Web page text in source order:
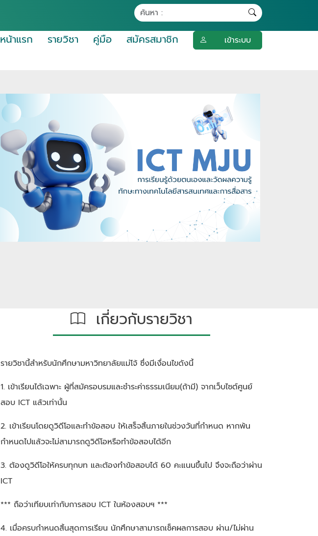
หน้าแรก รายวิชา คู่มือ สมัครสมาชิก เข้าระบบ
เกี่ยวกับรายวิชา
รายวิชานี้สำหรับนักศึกษามหาวิทยาลัยแม่โจ้ ซึ่งมีเงื่อนไขดังนี้
1. เข้าเรียนได้เฉพาะ ผู้ที่สมัครอบรมและชำระค่าธรรมเนียม(ถ้ามี) จากเว็บไซต์ศูนย์
สอบ ICT แล้วเท่านั้น
2. เข้าเรียนโดยดูวิดีโอและทำข้อสอบ ให้เสร็จสิ้นภายในช่วงวันที่กำหนด หากพ้น
กำหนดไปแล้วจะไม่สามารถดูวิดีโอหรือทำข้อสอบได้อีก
3. ต้องดูวิดีโอให้ครบทุกบท และต้องทำข้อสอบได้ 60 คะแนนขึ้นไป จึงจะถือว่าผ่าน
ICT
*** ถือว่าเทียบเท่ากับการสอบ ICT ในห้องสอบฯ ***
4. เมื่อครบกำหนดสิ้นสุดการเรียน นักศึกษาสามารถเช็คผลการสอบ ผ่าน/ไม่ผ่าน